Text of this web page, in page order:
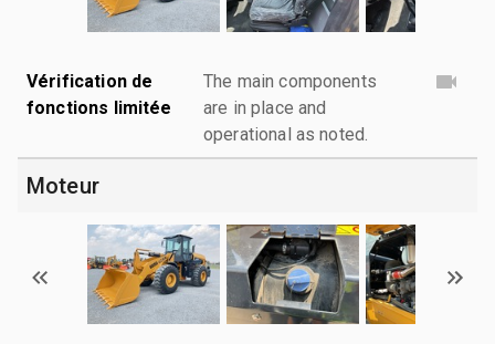
Vérification de
fonctions limitée
The main components
are in place and
operational as noted.
Moteur